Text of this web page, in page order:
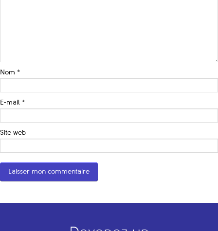
Nom *
E-mail *
Site web